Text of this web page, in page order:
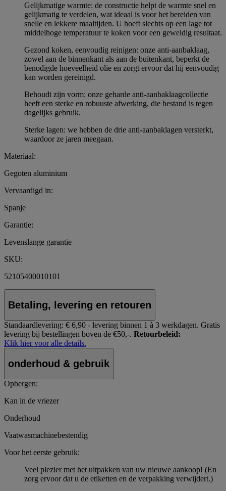
Gelijkmatige warmte: de constructie helpt de warmte snel en
gelijkmatig te verdelen, wat ideaal is voor het bereiden van
snelle en lekkere maaltijden. U hoeft slechts op een lage tot
middelhoge temperatuur te koken voor een geweldig resultaat.
Gezond koken, eenvoudig reinigen: onze anti-aanbaklaag,
zowel aan de binnenkant als aan de buitenkant, beperkt de
benodigde hoeveelheid olie en zorgt ervoor dat hij eenvoudig
kan worden gereinigd.
Behoudt zijn vorm: onze geharde anti-aanbaklaagcollectie
heeft een sterke en robuuste afwerking, die bestand is tegen
dagelijks gebruik.
Sterke lagen: we hebben de drie anti-aanbaklagen versterkt,
waardoor ze jaren meegaan.
Materiaal:
Gegoten aluminium
Vervaardigd in:
Spanje
Garantie:
Levenslange garantie
SKU:
52105400010101
Betaling, levering en retouren
Standaardlevering: € 6,90 - levering binnen 1 à 3 werkdagen. Gratis
levering bij bestellingen boven de €50,-. Retourbeleid:
Klik hier voor alle details.
onderhoud & gebruik
Opbergen:
Kan in de vriezer
Onderhoud
Vaatwasmachinebestendig
Voor het eerste gebruik:
Veel plezier met het uitpakken van uw nieuwe aankoop! (En
zorg ervoor dat u de etiketten en de verpakking verwijdert.)